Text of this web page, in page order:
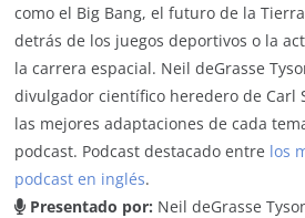
como el Big Bang, el futuro de la
detrás de los juegos deportivos o la
la carrera espacial. Neil deGrasse
divulgador científico heredero de Carl
las mejores adaptaciones de cada
podcast. Podcast destacado entre los
podcast en inglés.
Presentado por: Neil deGrasse